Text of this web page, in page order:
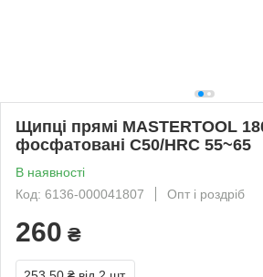
Щипці прямі MASTERTOOL
фосфатовані С50/HRC 55~65
В наявності
Код: 6136-000041807
Опт і роздріб
260 ₴